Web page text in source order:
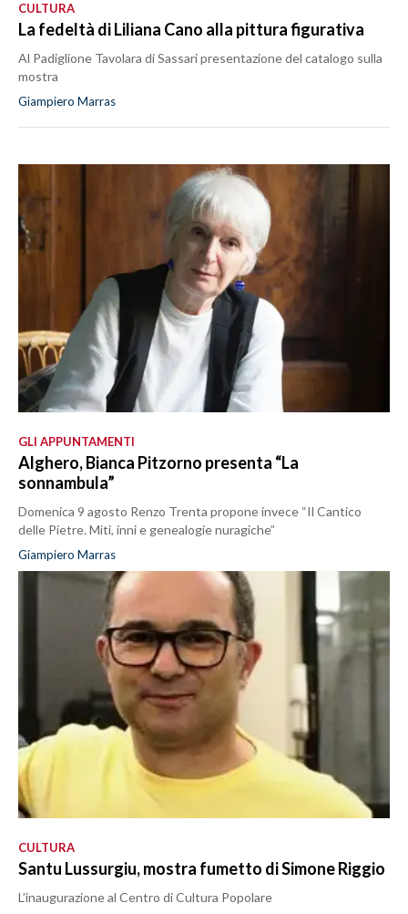
CULTURA
La fedeltà di Liliana Cano alla pittura figurativa
Al Padiglione Tavolara di Sassari presentazione del catalogo sulla
mostra
Giampiero Marras
GLI APPUNTAMENTI
Alghero, Bianca Pitzorno presenta “La
sonnambula”
Domenica 9 agosto Renzo Trenta propone invece “Il Cantico
delle Pietre. Miti, inni e genealogie nuragiche”
Giampiero Marras
CULTURA
Santu Lussurgiu, mostra fumetto di Simone Riggio
L’inaugurazione al Centro di Cultura Popolare